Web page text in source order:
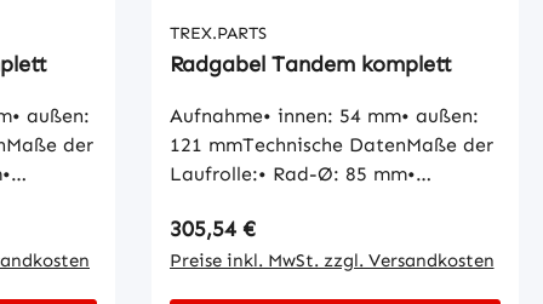
außen:
der
Ø:
TREX.PARTS
Radgabel Tandem komplett
Aufnahme• innen: 54 mm• außen:
121 mmTechnische DatenMaße der
Laufrolle:• Rad-Ø: 85 mm•
mm• Lauffläche: zylindrischMaße
der Aufnahme Buchse:• Innen-Ø:20
Regulärer Preis:
305,54 €
Preise inkl. MwSt. zzgl. Versandkosten